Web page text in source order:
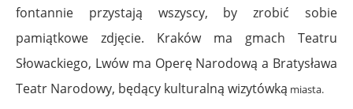
fontannie przystają wszyscy, by zrobić sobie
pamiątkowe zdjęcie. Kraków ma gmach Teatru
Słowackiego, Lwów ma Operę Narodową a Bratysława
Teatr Narodowy, będący kulturalną wizytówką miasta.